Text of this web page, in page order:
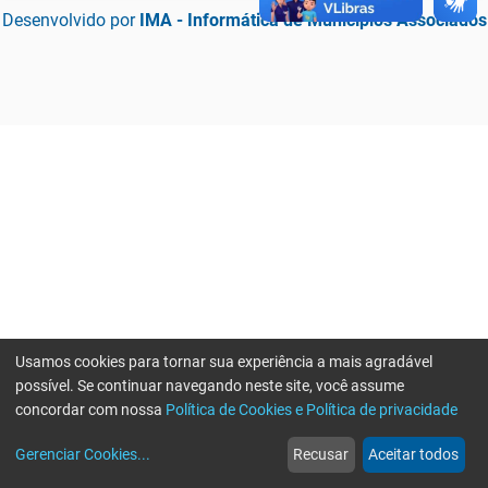
Desenvolvido por IMA - Informática de Municípios Associados
web
Notícias
more_horiz
Mais
Usamos cookies para tornar sua experiência a mais agradável
possível. Se continuar navegando neste site, você assume
concordar com nossa Política de Cookies e Política de privacidade
Gerenciar Cookies... Recusar Aceitar todos
Erro ao enviar informações, por favor tente novamente